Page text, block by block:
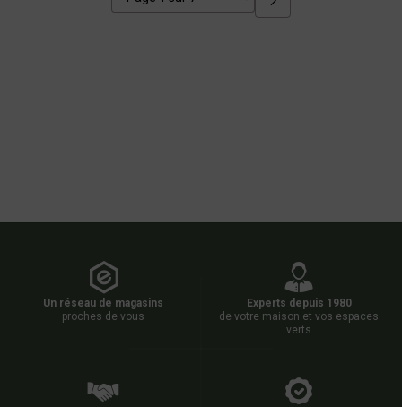
Un réseau de magasins
proches de vous
Experts depuis 1980
de votre maison et vos espaces
verts